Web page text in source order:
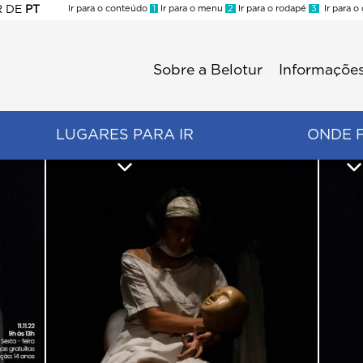
DE PT
Ir para o conteúdo 1 Ir para o menu 2 Ir para o rodapé 3 Ir para o
Sobre a Belotur
LUGARES PARA IR ONDE